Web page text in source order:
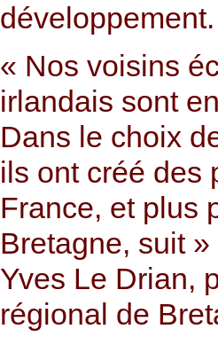
développement.
« Nos voisins
irlandais sont
Dans le choix
ils ont créé des
France, et plus
Bretagne, suit
Yves Le Drian,
régional de